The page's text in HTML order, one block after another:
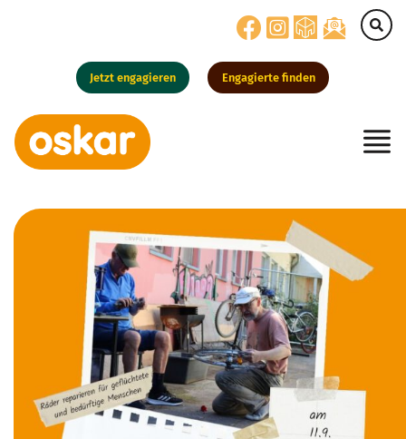
Jetzt engagieren Engagierte finden
Hauptnavigation